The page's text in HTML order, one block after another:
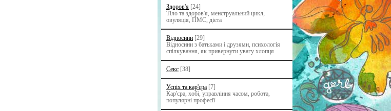
Здоров'я [24]
Тіло та здоров'я, менструальний цикл,
овуляція, ПМС, дієта
Відносини [29]
Відносини з батьками i друзями, психологія
спілкування, як привернути увагу хлопця
Секс [38]
Успіх та кар'єра [7]
Кар'єра, хобі, управління часом, робота,
популярні професії